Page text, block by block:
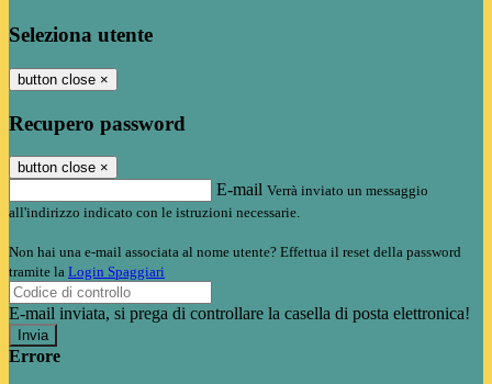
Seleziona utente
button close ×
Recupero password
button close ×
E-mail Verrà inviato un messaggio
all'indirizzo indicato con le istruzioni necessarie.
Non hai una e-mail associata al nome utente? Effettua il reset della password
tramite la Login Spaggiari
E-mail inviata, si prega di controllare la casella di posta elettronica!
Errore